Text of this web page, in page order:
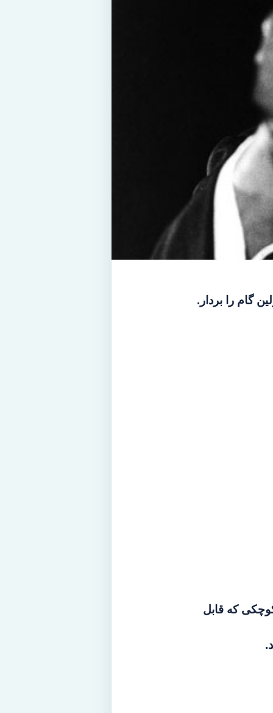
گام را بردار.
که قابل